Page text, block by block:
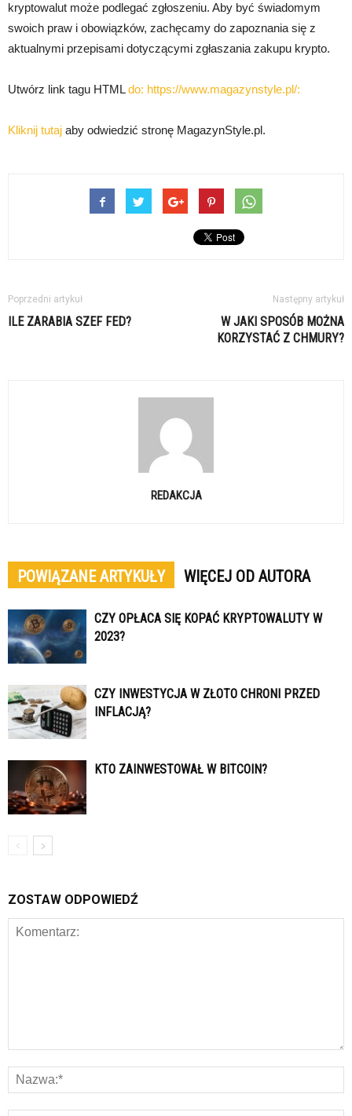
kryptowalut może podlegać zgłoszeniu. Aby być świadomym
swoich praw i obowiązków, zachęcamy do zapoznania się z
aktualnymi przepisami dotyczącymi zgłaszania zakupu krypto.
Utwórz link tagu HTMLdo: https://www.magazynstyle.pl/:
Kliknij tutaj aby odwiedzić stronę MagazynStyle.pl.
Poprzedni artykuł
ILE ZARABIA SZEF FED?
Następny artykuł
W JAKI SPOSÓB MOŻNA
KORZYSTAĆ Z CHMURY?
REDAKCJA
POWIĄZANE ARTYKUŁY WIĘCEJ OD AUTORA
CZY OPŁACA SIĘ KOPAĆ KRYPTOWALUTY W
2023?
CZY INWESTYCJA W ZŁOTO CHRONI PRZED
INFLACJĄ?
KTO ZAINWESTOWAŁ W BITCOIN?
ZOSTAW ODPOWIEDŹ